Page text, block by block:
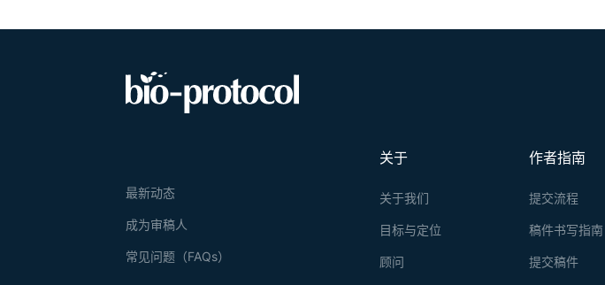
作者指南
提交流程
稿件书写指南
提交稿件
关于
关于我们
目标与定位
顾问
最新动态
成为审稿人
常见问题（FAQs）